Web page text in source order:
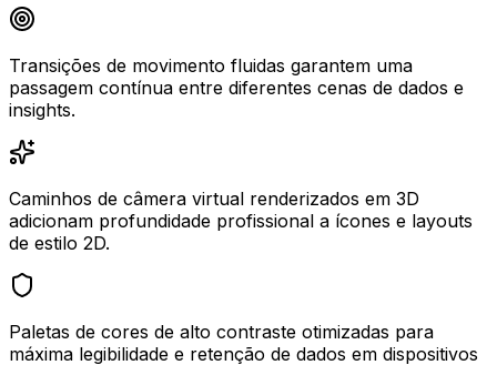
Transições de movimento fluidas garantem uma
passagem contínua entre diferentes cenas de dados e
insights.
Caminhos de câmera virtual renderizados em 3D
adicionam profundidade profissional a ícones e layouts
de estilo 2D.
Paletas de cores de alto contraste otimizadas para
máxima legibilidade e retenção de dados em dispositivos